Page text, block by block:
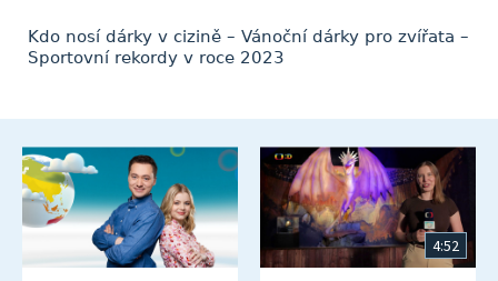
Kdo nosí dárky v cizině – Vánoční dárky pro zvířata –
Sportovní rekordy v roce 2023
4:52